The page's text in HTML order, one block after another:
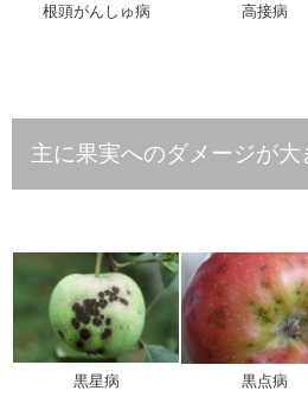
根頭がんしゅ病 高接病
主に果実へのダメージが大
黒星病 黒点病